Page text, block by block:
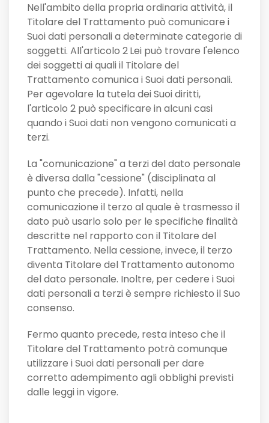
Nell'ambito della propria ordinaria attività, il
Titolare del Trattamento può comunicare i
Suoi dati personali a determinate categorie di
soggetti. All'articolo 2Lei può trovare l'elenco
dei soggetti ai quali il Titolare del
Trattamento comunica i Suoi dati personali.
Per agevolare la tutela dei Suoi diritti,
l'articolo 2 può specificare in alcuni casi
quando i Suoi dati non vengono comunicati a
terzi.
La "comunicazione" a terzi del dato personale
è diversa dalla "cessione" (disciplinata al
punto che precede). Infatti, nella
comunicazione il terzo al quale è trasmesso il
dato può usarlo solo per le specifiche finalità
descritte nel rapporto con il Titolare del
Trattamento. Nella cessione, invece, il terzo
diventa Titolare del Trattamento autonomo
del dato personale. Inoltre, per cedere i Suoi
dati personali a terzi è sempre richiesto il Suo
consenso.
Fermo quanto precede, resta inteso che il
Titolare del Trattamento potrà comunque
utilizzare i Suoi dati personali per dare
corretto adempimento agli obblighi previsti
dalle leggi in vigore.